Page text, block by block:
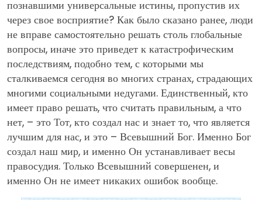
познавшими универсальные истины, пропустив их
через свое восприятие? Как было сказано ранее, люди
не вправе самостоятельно решать столь глобальные
вопросы, иначе это приведет к катастрофическим
последствиям, подобно тем, с которыми мы
сталкиваемся сегодня во многих странах, страдающих
многими социальными недугами. Единственный, кто
имеет право решать, что считать правильным, а что
нет, – это Тот, кто создал нас и знает то, что является
лучшим для нас, и это – Всевышний Бог. Именно Бог
создал наш мир, и именно Он устанавливает весы
правосудия. Только Всевышний совершенен, и
именно Он не имеет никаких ошибок вообще.